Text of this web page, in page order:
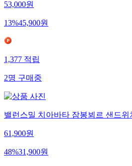
53,000원
13%45,900원
1,377적립
2명구매중
밸런스밀 치아바타 잠봉뵈르 샌드위
61,900원
48%31,900원